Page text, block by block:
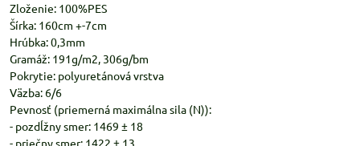
Zloženie: 100%PES
Šírka: 160cm +-7cm
Hrúbka: 0,3mm
Gramáž: 191g/m2, 306g/bm
Pokrytie: polyuretánová vrstva
Väzba: 6/6
Pevnosť (priemerná maximálna sila (N)):
- pozdĺžny smer: 1469 ± 18
- priečny smer: 1422 ± 13